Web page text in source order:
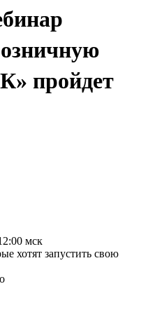
пройдет
мск
хотят запустить свою